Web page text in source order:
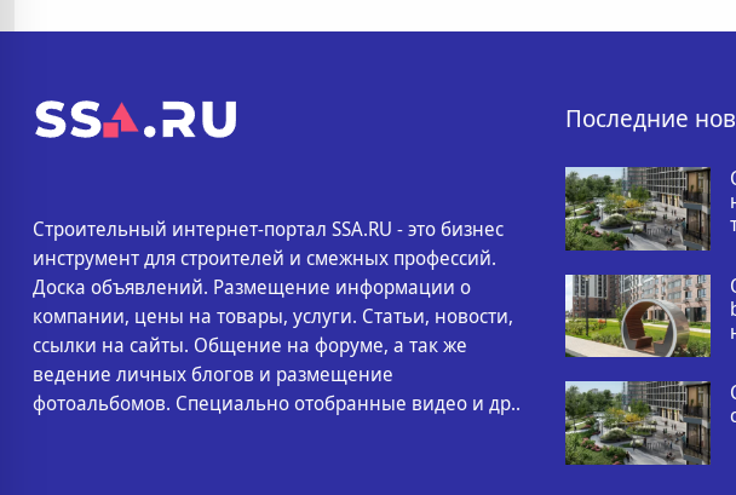
Строительный интернет-портал SSA.RU - это бизнес
инструмент для строителей и смежных профессий.
Доска объявлений. Размещение информации о
компании, цены на товары, услуги. Статьи, новости,
ссылки на сайты. Общение на форуме, а так же
ведение личных блогов и размещение
фотоальбомов. Специально отобранные видео и др..
Последние